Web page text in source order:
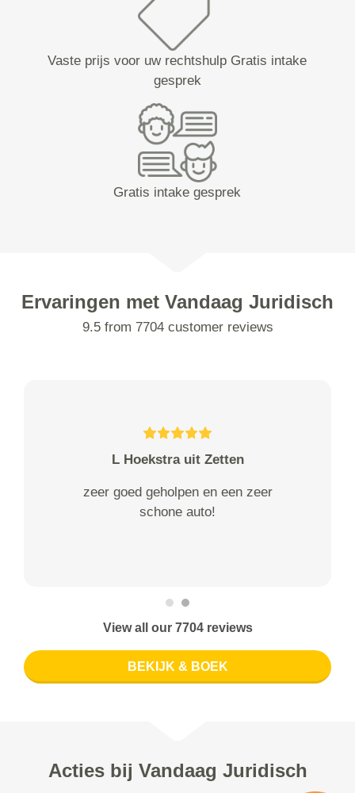
Vaste prijs voor uw rechtshulp Gratis intake
gesprek
Gratis intake gesprek
Ervaringen met Vandaag Juridisch
9.5 from 7704 customer reviews
L Hoekstra uit Zetten
zeer goed geholpen en een zeer
schone auto!
View all our 7704 reviews
BEKIJK & BOEK
Acties bij Vandaag Juridisch